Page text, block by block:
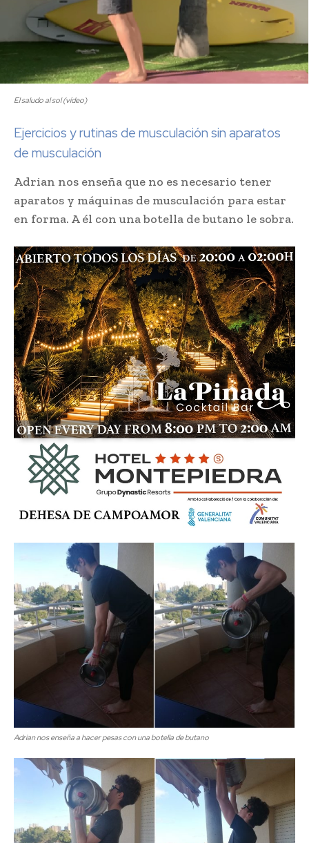
El saludo al sol (vídeo)
Ejercicios y rutinas de musculación sin aparatos
de musculación
Adrian nos enseña que no es necesario tener
aparatos y máquinas de musculación para estar
en forma. A él con una botella de butano le sobra.
Adrian nos enseña a hacer pesas con una botella de butano